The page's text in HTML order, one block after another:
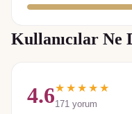
Kullanıcılar Ne
4.6★★★★★
171 yorum